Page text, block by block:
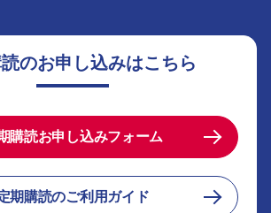
のお申し込みはこちら
購読お申し込みフォーム
期購読のご利用ガイド